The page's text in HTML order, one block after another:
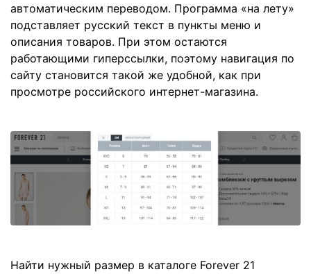
автоматическим переводом. Программа «на лету»
подставляет русский текст в пункты меню и
описания товаров. При этом остаются
работающими гиперссылки, поэтому навигация по
сайту становится такой же удобной, как при
просмотре российского интернет-магазина.
Найти нужный размер в каталоге Forever 21